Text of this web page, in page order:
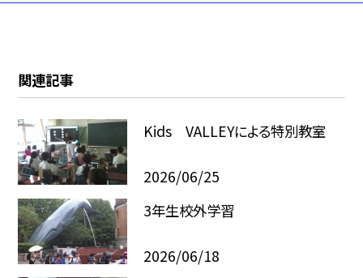
関連記事
Kids VALLEYによる特別教室
2026/06/25
3年生校外学習
2026/06/18